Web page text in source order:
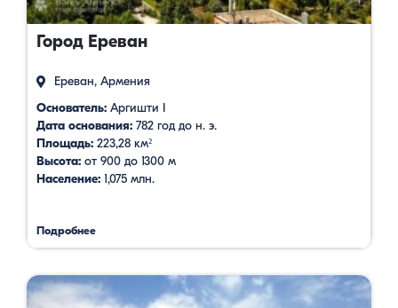
Город Ереван
Ереван, Армения
Основатель: Аргишти I
Дата основания: 782 год до н. э.
Площадь: 223,28 км²
Высота: от 900 до 1300 м
Население: 1,075 млн.
Подробнее